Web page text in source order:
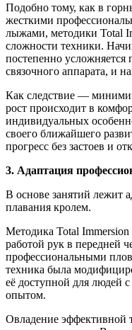
Подобно тому, как в
жесткими
лыжами, методики Total
сложности техники.
постепенно
связочного аппарата, и
Как следствие —
рост происходит в
индивидуальных
своего ближайшего
прогресс без застоев и
3. Адаптация
В основе занятий лежит
плавания кролем.
Методика Total Immersion
работой рук в передней
профессиональными
техника была
её доступной для людей
опытом.
Овладение эффективной